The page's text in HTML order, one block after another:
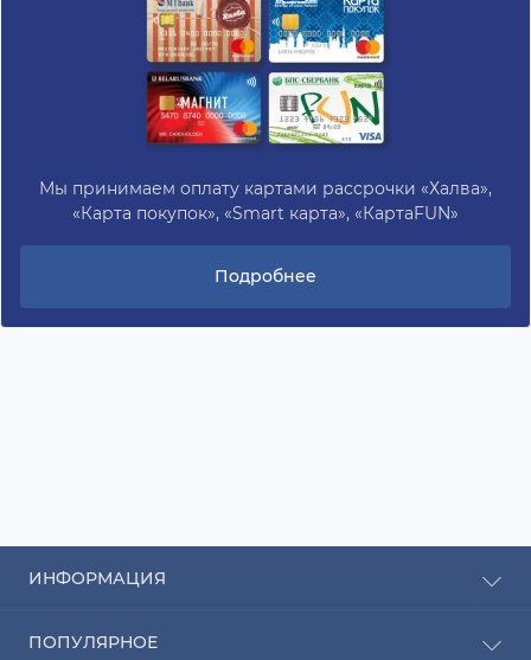
Мы принимаем оплату картами рассрочки «Халва»,
«Карта покупок», «Smart карта», «КартаFUN»
Подробнее
ИНФОРМАЦИЯ
Оплата
ПОПУЛЯРНОЕ